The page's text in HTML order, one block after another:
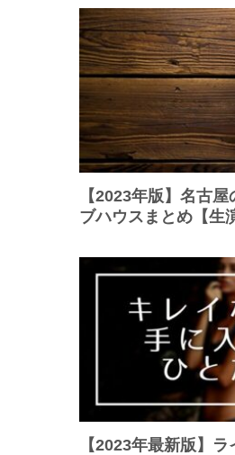
【2023年版】名古
ブハウスまとめ【生
【2023年最新版】